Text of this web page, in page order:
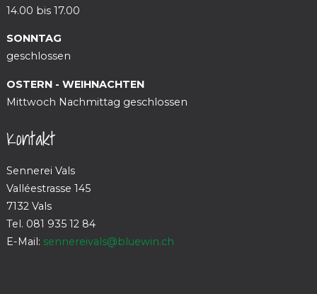
14.00 bis 17.00
SONNTAG
geschlossen
OSTERN - WEIHNACHTEN
Mittwoch Nachmittag geschlossen
Kontakt
Sennerei Vals
Valléestrasse 145
7132 Vals
Tel. 081 935 12 84
E-Mail: sennereivals@bluewin.ch